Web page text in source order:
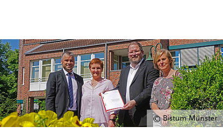
© Bistum Münster